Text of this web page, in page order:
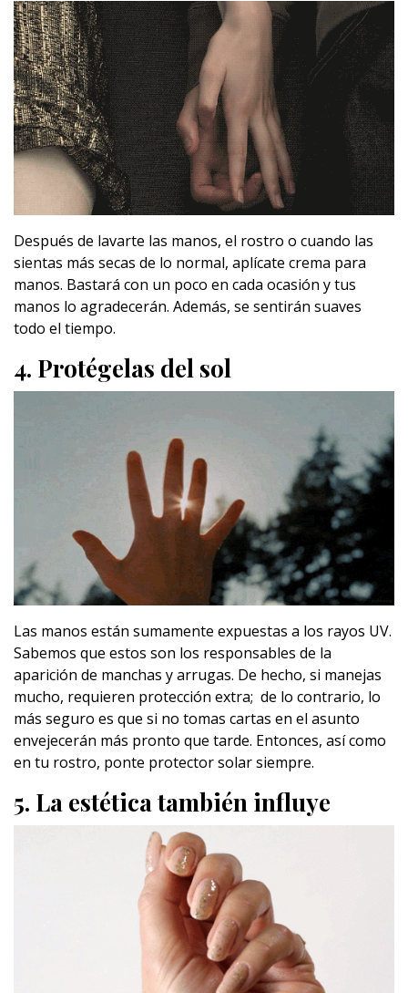
Después de lavarte las manos, el rostro o cuando las
sientas más secas de lo normal, aplícate crema para
manos. Bastará con un poco en cada ocasión y tus
manos lo agradecerán. Además, se sentirán suaves
todo el tiempo.
4. Protégelas del sol
Las manos están sumamente expuestas a los rayos UV.
Sabemos que estos son los responsables de la
aparición de manchas y arrugas. De hecho, si manejas
mucho, requieren protección extra; de lo contrario, lo
más seguro es que si no tomas cartas en el asunto
envejecerán más pronto que tarde. Entonces, así como
en tu rostro, ponte protector solar siempre.
5. La estética también influye